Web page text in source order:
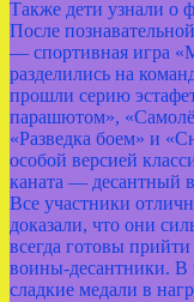
Также дети узнали о
После
— спортивная игра
разделились на
прошли серию
парашютом»,
«Разведка боем» и
особой версией
каната — десантный
Все участники
доказали, что они
всегда готовы
воины‑десантники. В
сладкие медали в